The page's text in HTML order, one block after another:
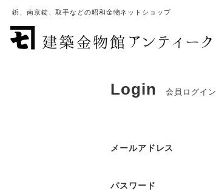
鋲、南京錠、取手などの昭和金物ネットショップ
Login 会員ログイン
メールアドレス
パスワード